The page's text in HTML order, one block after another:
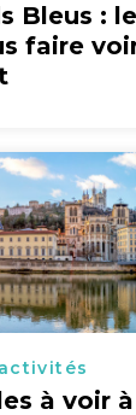
Bleus :
faire
à voir